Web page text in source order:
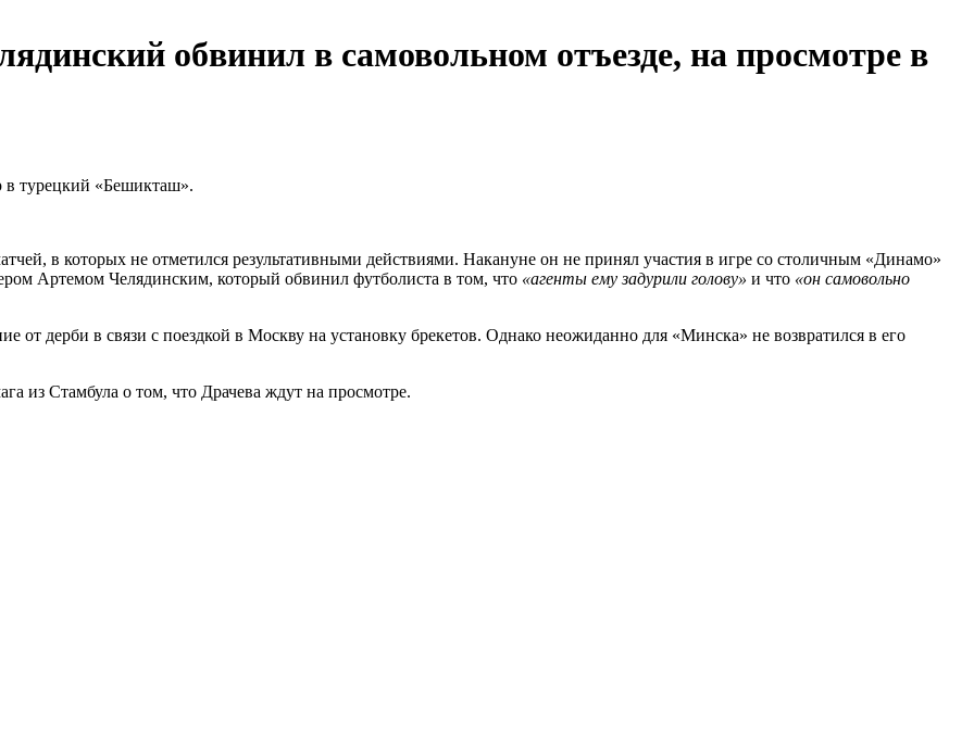
обвинил в самовольном отъезде, на просмотре в
в турецкий «Бешикташ».
в которых не отметился результативными действиями. Накануне он не принял участия в игре со столичным «Динамо»
Артемом Челядинским, который обвинил футболиста в том, что «агенты ему задурили голову» и что «он самовольно
от дерби в связи с поездкой в Москву на установку брекетов. Однако неожиданно для «Минска» не возвратился в его
из Стамбула о том, что Драчева ждут на просмотре.